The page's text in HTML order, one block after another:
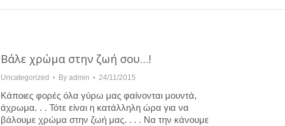
Βάλε χρώμα στην ζωή σου…!
Uncategorized By admin 24/11/2015
Κάποιες φορές όλα γύρω μας φαίνονται μουντά,
άχρωμα. . . Τότε είναι η κατάλληλη ώρα για να
βάλουμε χρώμα στην ζωή μας. . . . Να την κάνουμε